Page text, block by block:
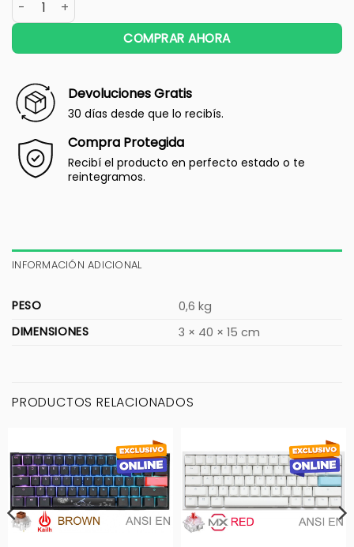
COMPRAR AHORA
Devoluciones Gratis
30 días desde que lo recibís.
Compra Protegida
Recibí el producto en perfecto estado o te
reintegramos.
INFORMACIÓN ADICIONAL
PESO
0,6 kg
DIMENSIONES
3 × 40 × 15 cm
PRODUCTOS RELACIONADOS